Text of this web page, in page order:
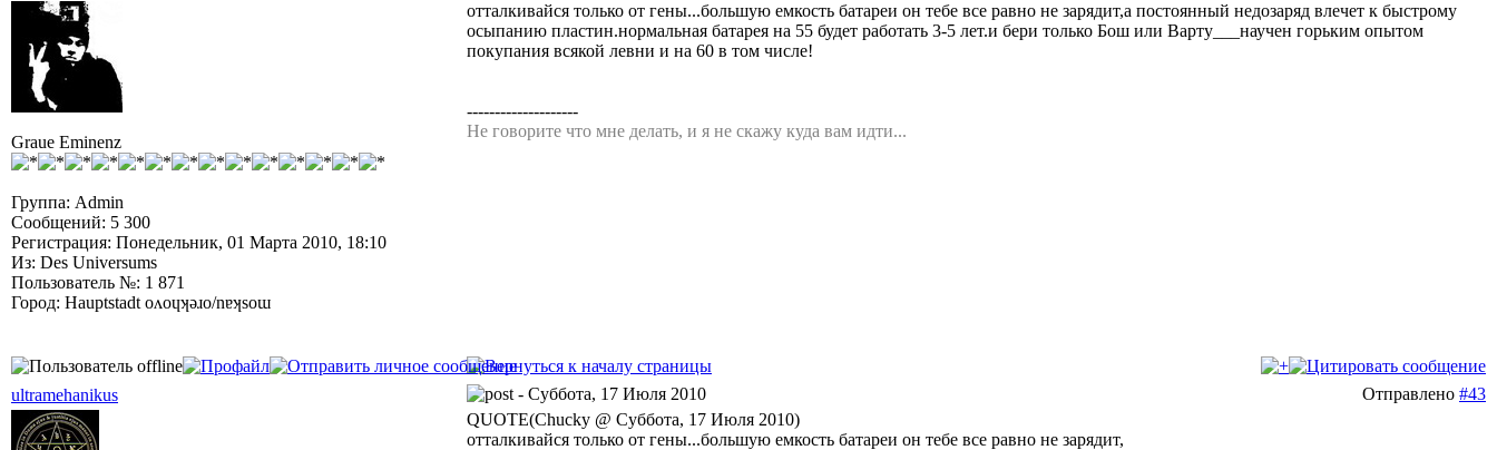
Graue Eminenz
Группа: Admin
Сообщений: 5 300
Регистрация: Понедельник, 01 Марта 2010, 18:10
Из: Des Universums
Пользователь №: 1 871
Город: Hauptstadt oʌoɥʞǝɹo/nɐʞsoɯ
отталкивайся только от гены...большую емкость батареи он тебе все равно не зарядит,а постоянный недозаряд влечет к быстрому
осыпанию пластин.нормальная батарея на 55 будет работать 3-5 лет.и бери только Бош или Варту___научен горьким опытом
покупания всякой левни и на 60 в том числе!
--------------------
Не говорите что мне делать, и я не скажу куда вам идти...
ultramehanikus - Суббота, 17 Июля 2010 Отправлено #43
QUOTE(Chucky @ Суббота, 17 Июля 2010)
отталкивайся только от гены...большую емкость батареи он тебе все равно не зарядит,